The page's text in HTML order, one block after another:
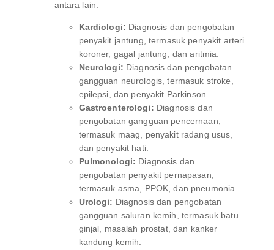
antara lain:
Kardiologi: Diagnosis dan pengobatan
penyakit jantung, termasuk penyakit arteri
koroner, gagal jantung, dan aritmia.
Neurologi: Diagnosis dan pengobatan
gangguan neurologis, termasuk stroke,
epilepsi, dan penyakit Parkinson.
Gastroenterologi: Diagnosis dan
pengobatan gangguan pencernaan,
termasuk maag, penyakit radang usus,
dan penyakit hati.
Pulmonologi: Diagnosis dan
pengobatan penyakit pernapasan,
termasuk asma, PPOK, dan pneumonia.
Urologi: Diagnosis dan pengobatan
gangguan saluran kemih, termasuk batu
ginjal, masalah prostat, dan kanker
kandung kemih.